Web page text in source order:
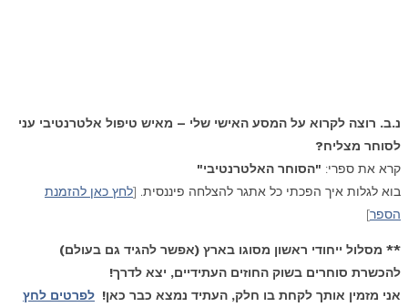
נ.ב. רוצה לקרוא על המסע האישי שלי – מאיש טיפול אלטרנטיבי עני
לסוחר מצליח?
קרא את ספרי: "הסוחר האלטרנטיבי"
בוא לגלות איך הפכתי כל אתגר להצלחה פיננסית. [לחץ כאן להזמנת
הספר]
** מסלול ייחודי ראשון מסוגו בארץ (אפשר להגיד גם בעולם)
להכשרת סוחרים בשוק החוזים העתידיים, יצא לדרך!
אני מזמין אותך לקחת בו חלק, העתיד נמצא כבר כאן! לפרטים לחץ